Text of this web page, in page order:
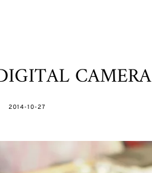
CAMERA
POSTED
2014-10-27